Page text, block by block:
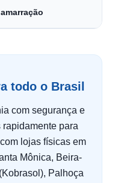
todo o Brasil
com segurança e
para
lojas físicas em
Mônica, Beira-
Palhoça